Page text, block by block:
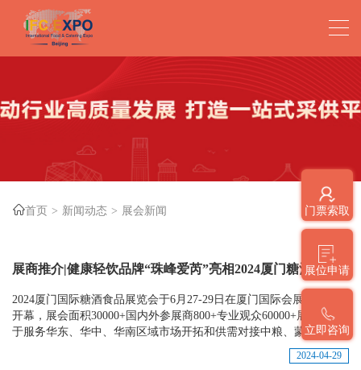
门票索取
展位申请
立即咨询
首页 新闻动态 展会新闻
展商推介|健康轻饮品牌“珠峰爱芮”亮相2024厦门糖酒会
2024厦门国际糖酒食品展览会于6月27-29日在厦门国际会展中心盛大
开幕，展会面积30000+国内外参展商800+专业观众60000+展会专注
于服务华东、华中、华南区域市场开拓和供需对接中粮、蒙牛、...
2024-04-29